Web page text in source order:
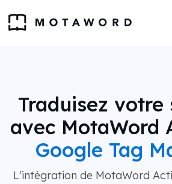
Traduisez votre
avec MotaWord
Google Tag
L'intégration de MotaWord